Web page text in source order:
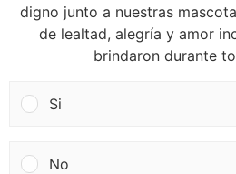
digno junto a nuestras
de lealtad, alegría y amor
brindaron durante
Si
No